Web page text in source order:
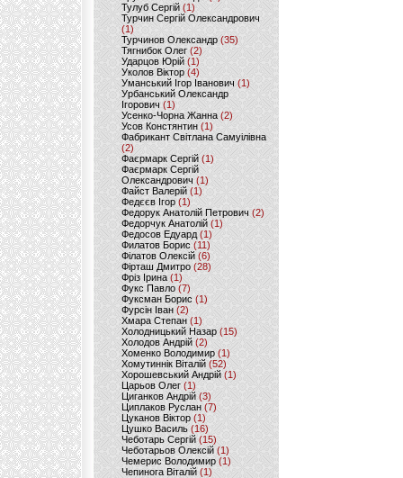
Тулуб Сергій(1)
Турчин Сергій Олександрович
(1)
Турчинов Олександр(35)
Тягнибок Олег (2)
Ударцов Юрій (1)
Уколов Віктор(4)
Уманський Ігор Іванович(1)
Урбанський Олександр
Ігорович (1)
Усенко-Чорна Жанна (2)
Усов Констянтин(1)
Фабрикант Світлана Самуілівна
(2)
Фаєрмарк Сергій(1)
Фаєрмарк Сергій
Олександрович (1)
Файст Валерій(1)
Федєєв Ігор (1)
Федорук Анатолій Петрович (2)
Федорчук Анатолій (1)
Федосов Едуард (1)
Филатов Борис (11)
Філатов Олексій (6)
Фірташ Дмитро (28)
Фріз Ірина (1)
Фукс Павло (7)
Фуксман Борис (1)
Фурсін Іван (2)
Хмара Степан(1)
Холодницький Назар(15)
Холодов Андрій (2)
Хоменко Володимир (1)
Хомутиннік Віталій (52)
Хорошевський Андрій (1)
Царьов Олег (1)
Циганков Андрій (3)
Циплаков Руслан(7)
Цуканов Віктор (1)
Цушко Василь (16)
Чеботарь Сергій (15)
Чеботарьов Олексій (1)
Чемерис Володимир (1)
Чепинога Віталій (1)